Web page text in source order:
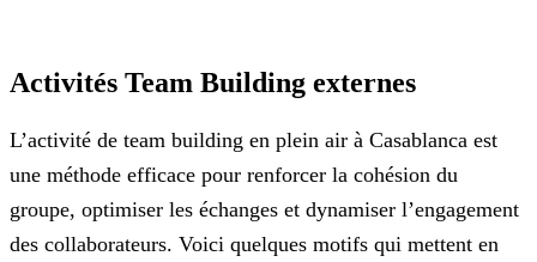
Activités Team Building externes
L’activité de team building en plein air à Casablanca est
une méthode efficace pour renforcer la cohésion du
groupe, optimiser les échanges et dynamiser l’engagement
des collaborateurs. Voici quelques motifs qui mettent en